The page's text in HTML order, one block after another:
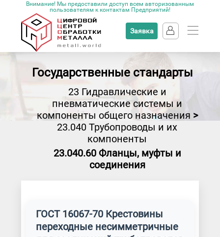
Внимание! Мы предоставили доступ всем авторизованным
пользователям к контактам Предприятий!
Заявка
Государственные стандарты
23 Гидравлические и
пневматические системы и
компоненты общего назначения >
23.040 Трубопроводы и их
компоненты
23.040.60 Фланцы, муфты и
соединения
ГОСТ 16067-70 Крестовины
переходные несимметричные